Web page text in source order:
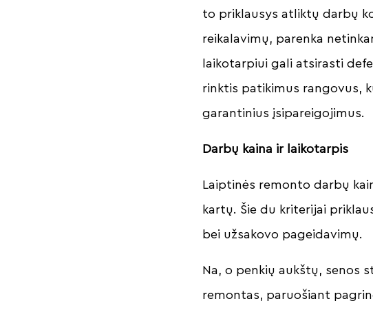
to priklausys atliktų darbų
reikalavimų, parenka
laikotarpiui gali atsirasti
rinktis patikimus rangovus,
garantinius įsipareigojimus.
Darbų kaina ir laikotarpis
Laiptinės remonto darbų
kartų. Šie du kriterijai
bei užsakovo pageidavimų.
Na, o penkių aukštų, senos
remontas, paruošiant